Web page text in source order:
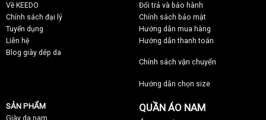
Về KEEDO
Chính sách đại lý
Tuyển dụng
Liên hệ
Blog giày dép da
Đổi trả và bảo hành
Chính sách bảo mật
Hướng dẫn mua hàng
Hướng dẫn thanh toán
Chính sách vận chuyển
Hướng dẫn chọn size
SẢN PHẨM
Giày da nam
QUẦN ÁO NAM